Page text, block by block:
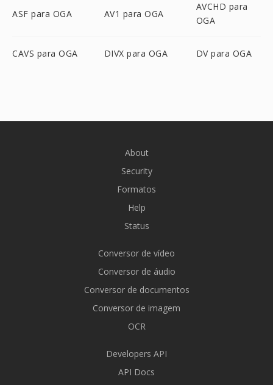
ASF para OGA AV1 para OGA
AVCHD para
OGA
CAVS para OGA DIVX para OGA DV para OGA
About
Security
Formatos
Help
Status
Conversor de vídeo
Conversor de áudio
Conversor de documentos
Conversor de imagem
OCR
Developers API
API Docs